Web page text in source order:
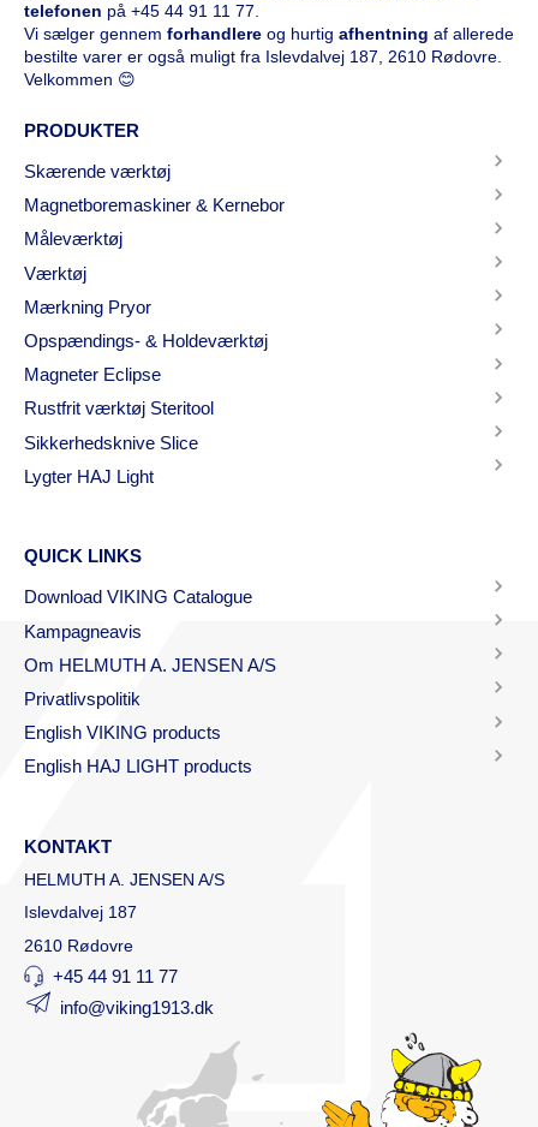
telefonen på +45 44 91 11 77
Vi sælger gennem forhandlere og hurtig afhentning af allerede
bestilte varer er også muligt fra Islevdalvej 187, 2610 Rødovre.
Velkommen 😊
PRODUKTER
Skærende værktøj
Magnetboremaskiner & Kernebor
Måleværktøj
Værktøj
Mærkning Pryor
Opspændings- & Holdeværktøj
Magneter Eclipse
Rustfrit værktøj Steritool
Sikkerhedsknive Slice
Lygter HAJ Light
QUICK LINKS
Download VIKING Catalogue
Kampagneavis
Om HELMUTH A. JENSEN A/S
Privatlivspolitik
English VIKING products
English HAJ LIGHT products
KONTAKT
HELMUTH A. JENSEN A/S
Islevdalvej 187
2610 Rødovre
+45 44 91 11 77
info@viking1913.dk